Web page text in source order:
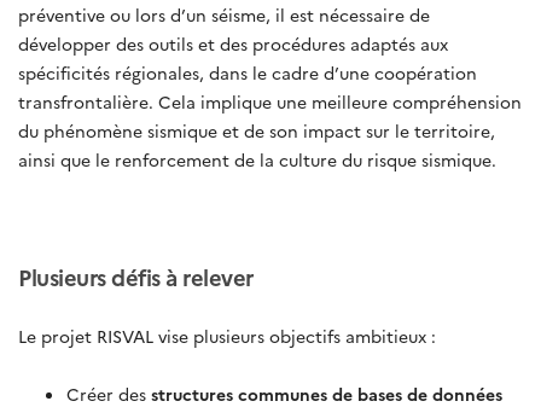
préventive ou lors d’un séisme, il est nécessaire de
développer des outils et des procédures adaptés aux
spécificités régionales, dans le cadre d’une coopération
transfrontalière. Cela implique une meilleure compréhension
du phénomène sismique et de son impact sur le territoire,
ainsi que le renforcement de la culture du risque sismique.
Plusieurs défis à relever
Le projet RISVAL vise plusieurs objectifs ambitieux :
Créer des structures communes de bases de données